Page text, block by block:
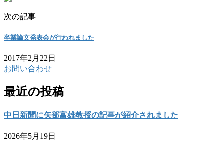
次の記事
卒業論文発表会が行われました
2017年2月22日
お問い合わせ
最近の投稿
中日新聞に矢部富雄教授の記事が紹介されました
2026年5月19日